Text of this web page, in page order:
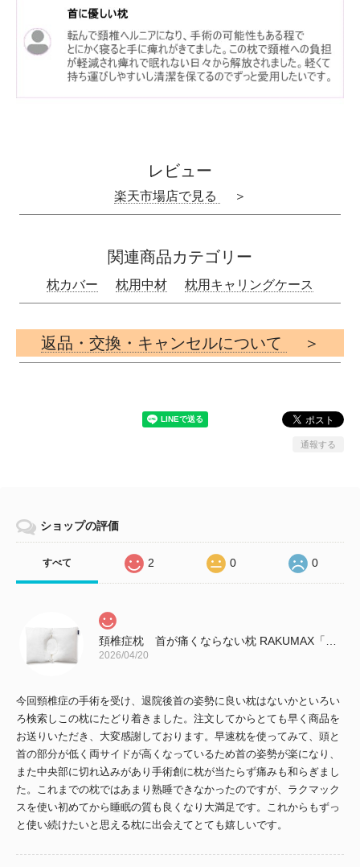
レビュー
楽天市場店で見る ＞
関連商品カテゴリー
枕カバー 枕用中材 枕用キャリングケース
返品・交換・キャンセルについて ＞
通報する
ショップの評価
すべて 2 0 0
2026/04/20
今回頸椎症の手術を受け、退院後首の姿勢に良い枕はないかといろい
ろ検索しこの枕にたどり着きました。注文してからとても早く商品を
お送りいただき、大変感謝しております。早速枕を使ってみて、頭と
首の部分が低く両サイドが高くなっているため首の姿勢が楽になり、
また中央部に切れ込みがあり手術創に枕が当たらず痛みも和らぎまし
た。これまでの枕ではあまり熟睡できなかったのですが、ラクマック
スを使い初めてから睡眠の質も良くなり大満足です。これからもずっ
と使い続けたいと思える枕に出会えてとても嬉しいです。